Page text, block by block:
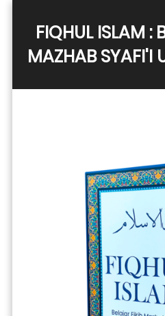
FIQHUL ISLAM :
MAZHAB SYAFI'I